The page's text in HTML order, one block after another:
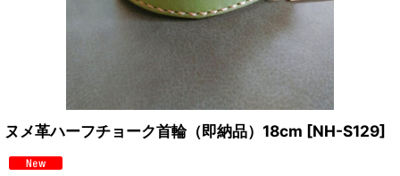
ヌメ革ハーフチョーク首輪（即納品）18cm [NH-S129]